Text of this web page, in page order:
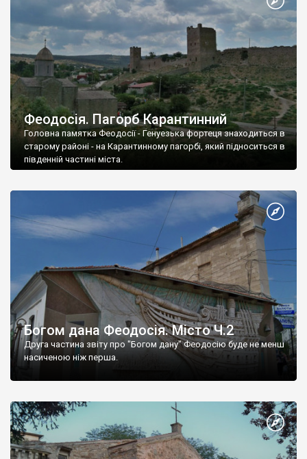
Феодосія. Пагорб Карантинний
Головна памятка Феодосії - Генуезька фортеця знаходиться в
старому районі - на Карантинному пагорбі, який підноситься в
південній частині міста.
Богом дана Феодосія. Місто Ч.2
Друга частина звіту про "Богом дану" Феодосію буде не менш
насиченою ніж перша.